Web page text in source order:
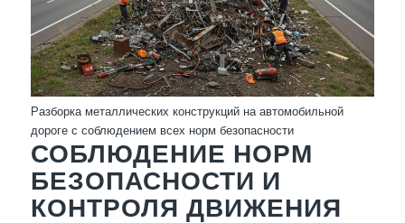
Разборка металлических конструкций на автомобильной
дороге с соблюдением всех норм безопасности
СОБЛЮДЕНИЕ НОРМ
БЕЗОПАСНОСТИ И
КОНТРОЛЯ ДВИЖЕНИЯ